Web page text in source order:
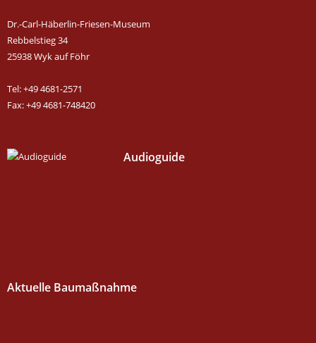
Dr.-Carl-Häberlin-Friesen-Museum
Rebbelstieg 34
25938 Wyk auf Föhr
Tel: +49 4681-2571
Fax: +49 4681-748420
Audioguide
Aktuelle Baumaßnahme